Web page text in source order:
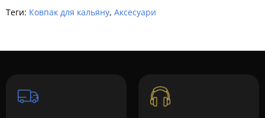
Теги: Ковпак для кальяну, Аксесуари